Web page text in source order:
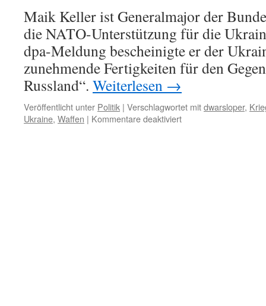
Maik Keller ist Generalmajor der
die NATO-Unterstützung für die
dpa-Meldung bescheinigte er der
zunehmende Fertigkeiten für den
Russland“. Weiterlesen →
Veröffentlicht unter Politik | Verschlagwortet mitdwarsloper,
Ukraine, Waffen | Kommentare deaktiviertfür